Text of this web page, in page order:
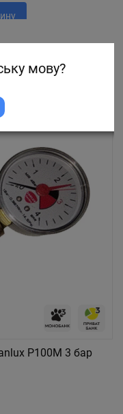
P100M 3 бар
мову?